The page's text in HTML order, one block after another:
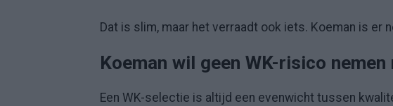
Dat is slim, maar het verraadt ook iets. Koeman is er
Koeman wil geen WK-risico
Een WK-selectie is altijd een evenwicht tussen